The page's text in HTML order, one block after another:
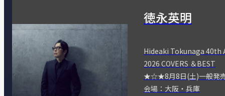
徳永英明
Hideaki Tokunaga 40th
2026 COVERS ＆BEST
★☆★8月8日(土)一般
会場：大阪・兵庫